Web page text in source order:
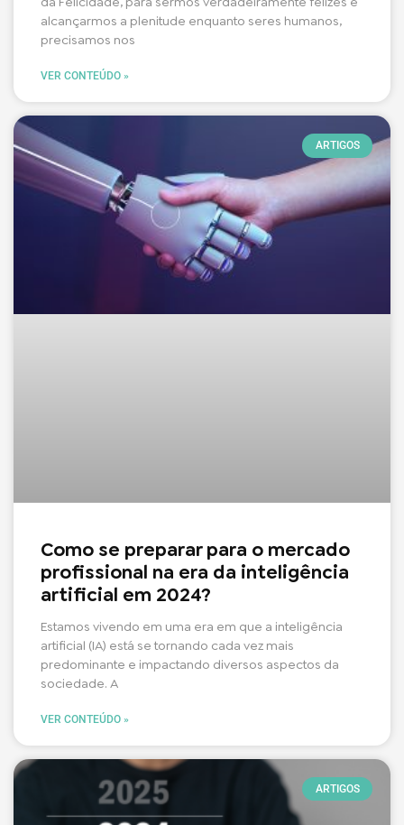
alcançarmos a plenitude enquanto seres humanos,
precisamos nos
VER CONTEÚDO »
ARTIGOS
Como se preparar para o mercado
profissional na era da inteligência
artificial em 2024?
Estamos vivendo em uma era em que a inteligência
artificial (IA) está se tornando cada vez mais
predominante e impactando diversos aspectos da
sociedade. A
VER CONTEÚDO »
ARTIGOS